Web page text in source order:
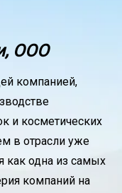
ООО
компанией,
и косметических
в отрасли уже
как одна из самых
компаний на